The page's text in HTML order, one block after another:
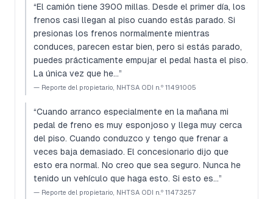
“El camión tiene 3900 millas. Desde el primer día, los
frenos casi llegan al piso cuando estás parado. Si
presionas los frenos normalmente mientras
conduces, parecen estar bien, pero si estás parado,
puedes prácticamente empujar el pedal hasta el piso.
La única vez que he…”
— Reporte del propietario, NHTSA ODI n.º 11491005
“Cuando arranco especialmente en la mañana mi
pedal de freno es muy esponjoso y llega muy cerca
del piso. Cuando conduzco y tengo que frenar a
veces baja demasiado. El concesionario dijo que
esto era normal. No creo que sea seguro. Nunca he
tenido un vehículo que haga esto. Si esto es…”
— Reporte del propietario, NHTSA ODI n.º 11473257